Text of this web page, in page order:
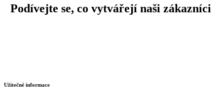
Podívejte se, co vytvářejí naši zákazníci
Užitečné informace